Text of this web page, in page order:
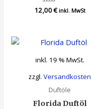
Bewertet
mit
12,00€ inkl. MwSt
inkl. 19 % MwSt.
zzgl.Versandkosten
Duftöle
Florida Duftöl